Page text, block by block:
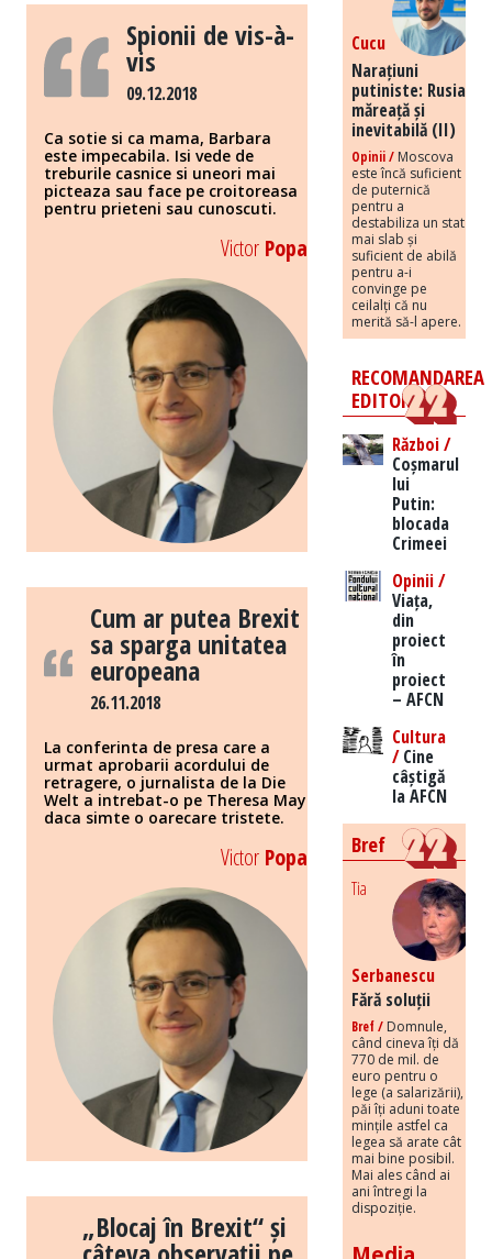
Spionii de vis-à-
vis
09.12.2018
Ca sotie si ca mama, Barbara
este impecabila. Isi vede de
treburile casnice si uneori mai
picteaza sau face pe croitoreasa
pentru prieteni sau cunoscuti.
Victor Popa
Cum ar putea Brexit
sa sparga unitatea
europeana
26.11.2018
La conferinta de presa care a
urmat aprobarii acordului de
retragere, o jurnalista de la Die
Welt a intrebat-o pe Theresa May
daca simte o oarecare tristete.
Victor Popa
„Blocaj în Brexit“ și
Cucu
Narațiuni
putiniste: Rusia
măreață și
inevitabilă (II)
Opinii / Moscova
este încă suficient
de puternică
pentru a
destabiliza un stat
mai slab și
suficient de abilă
pentru a-i
convinge pe
ceilalți că nu
merită să-l apere.
RECOMANDAREA
EDITORILOR
Război /
Coșmarul
lui
Putin:
blocada
Crimeei
Opinii /
Viața,
din
proiect
în
proiect
– AFCN
Cultura
/Cine
câștigă
la AFCN
Bref
Tia
Serbanescu
Fără soluții
Bref / Domnule,
când cineva îți dă
770 de mil. de
euro pentru o
lege (a salarizării),
păi îți aduni toate
mințile astfel ca
legea să arate cât
mai bine posibil.
Mai ales când ai
ani întregi la
dispoziție.